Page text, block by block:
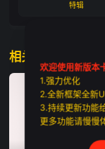
特辑
相关推荐
欢迎使用新版本
1.强力优化
2.全新框架全新
3.持续更新功能
更多功能请慢慢